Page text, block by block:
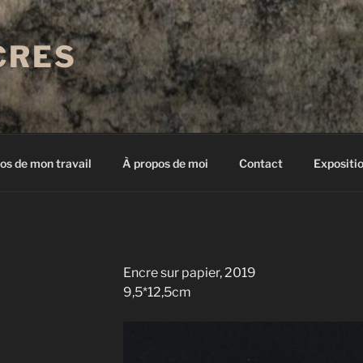
de mon travail À propos de moi Contact
Encre sur papier, 2019
9,5*12,5cm